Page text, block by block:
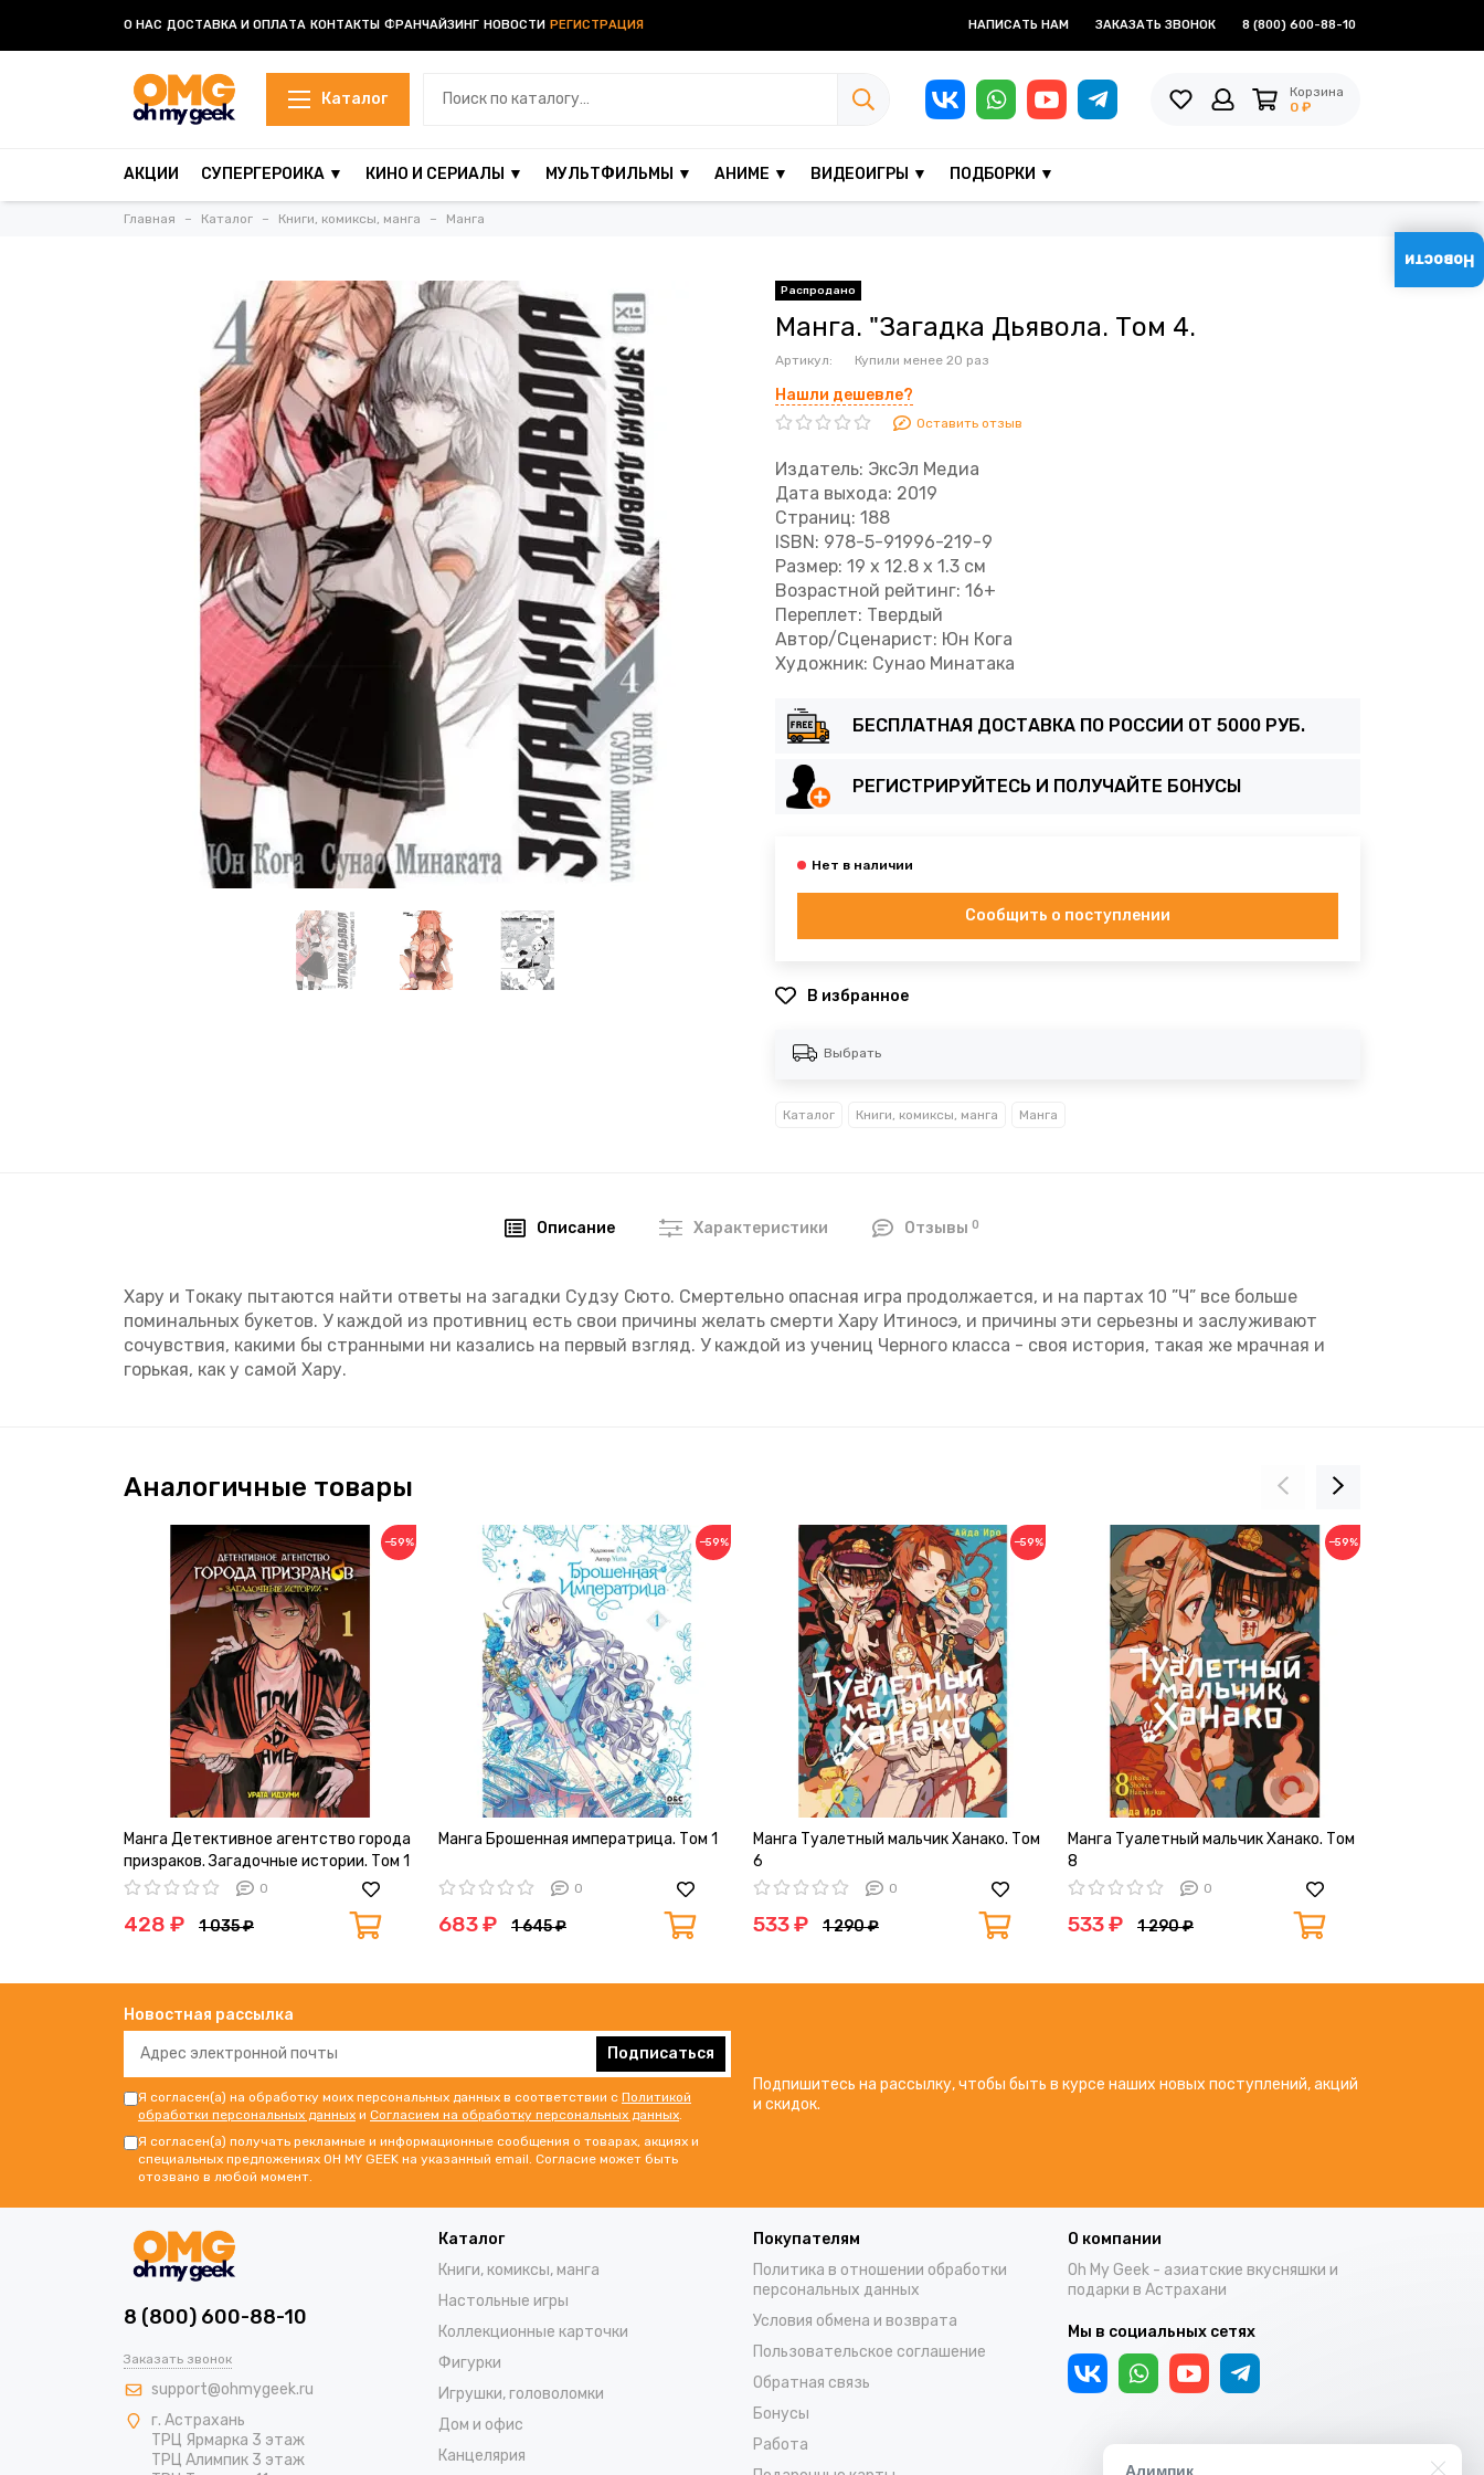
О НАС ДОСТАВКА И ОПЛАТА КОНТАКТЫ ФРАНЧАЙЗИНГ РЕГИСТРАЦИЯ
НОВОСТИ НАПИСАТЬ НАМ ЗАКАЗАТЬ ЗВОНОК 8 (800) 600-88-10
Каталог
Корзина
0 ₽
АКЦИИ СУПЕРГЕРОИКА ▼ КИНО И СЕРИАЛЫ ▼ МУЛЬТФИЛЬМЫ ▼ АНИМЕ ▼ ВИДЕОИГРЫ ▼ ПОДБОРКИ ▼
Главная Каталог Книги, комиксы, манга Манга
Манга. "Загадка Дьявола. Том 4.
Артикул: Купили менее 20 раз
Нашли дешевле?
Оставить отзыв
Издатель: ЭксЭл Медиа
Дата выхода: 2019
Страниц: 188
ISBN: 978-5-91996-219-9
Размер: 19 x 12.8 x 1.3 см
Возрастной рейтинг: 16+
Переплет: Твердый
Автор/Сценарист: Юн Кога
Художник: Сунао Минатака
БЕСПЛАТНАЯ ДОСТАВКА ПО РОССИИ ОТ 5000 РУБ.
РЕГИСТРИРУЙТЕСЬ И ПОЛУЧАЙТЕ БОНУСЫ
Сообщить о поступлении
В избранное
Выбрать
Каталог Книги, комиксы, манга Манга
Описание Характеристики Отзывы 0
Хару и Токаку пытаются найти ответы на загадки Судзу Сюто. Смертельно опасная игра продолжается, и на партах 10 ”Ч” все больше
поминальных букетов. У каждой из противниц есть свои причины желать смерти Хару Итиносэ, и причины эти серьезны и заслуживают
сочувствия, какими бы странными ни казались на первый взгляд. У каждой из учениц Черного класса - своя история, такая же мрачная и
горькая, как у самой Хару.
Аналогичные товары
−59%
Манга Детективное агентство города
призраков. Загадочные истории. Том 1
0
428 ₽ 1 035 ₽
−59%
Манга Брошенная императрица. Том 1
0
683 ₽ 1 645 ₽
−59%
Манга Туалетный мальчик Ханако. Том
6
0
533 ₽ 1 290 ₽
−59%
Манга Туалетный мальчик Ханако. Том
8
0
533 ₽ 1 290 ₽
Новостная рассылка
Подписаться
Я согласен(а) на обработку моих персональных данных в соответствии с Политикой
обработки персональных данных и Согласием на обработку персональных данных.
Я согласен(а) получать рекламные и информационные сообщения о товарах, акциях и
специальных предложениях OH MY GEEK на указанный email. Согласие может быть
отозвано в любой момент.
Подпишитесь на рассылку, чтобы быть в курсе наших новых поступлений, акций
и скидок.
8 (800) 600-88-10
Заказать звонок
support@ohmygeek.ru
г. Астрахань
ТРЦ Ярмарка 3 этаж
ТРЦ Алимпик 3 этаж
Каталог
Книги, комиксы, манга
Настольные игры
Коллекционные карточки
Фигурки
Игрушки, головоломки
Дом и офис
Канцелярия
Покупателям
Политика в отношении обработки
персональных данных
Условия обмена и возврата
Пользовательское соглашение
Обратная связь
Бонусы
Работа
О компании
Oh My Geek - азиатские вкусняшки и
подарки в Астрахани
Мы в социальных сетях
Новости
Алимпик